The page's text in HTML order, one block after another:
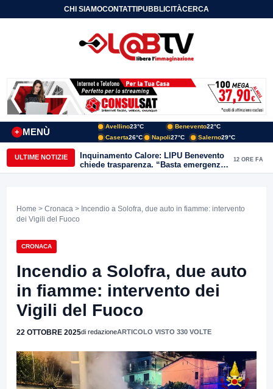
CHI SIAMOCONTATTIPUBBLICITÀCERCA
MENÙ
+
Avellino23°C Benevento22°C
Caserta26°C Napoli27°C Salerno29°C
ULTIME NOTIZIE
Inquinamento Calore: LIPU Benevento
chiede trasparenza. “Basta emergenze:
non possiamo continuare a trattare i
12 ORE FA
Home > Cronaca > Incendio a Solofra, due auto in fiamme: intervento
dei Vigili del Fuoco
CRONACA
Incendio a Solofra, due auto
in fiamme: intervento dei
Vigili del Fuoco
22 OTTOBRE 2025di redazioneARTICOLO VISTO 330 VOLTE